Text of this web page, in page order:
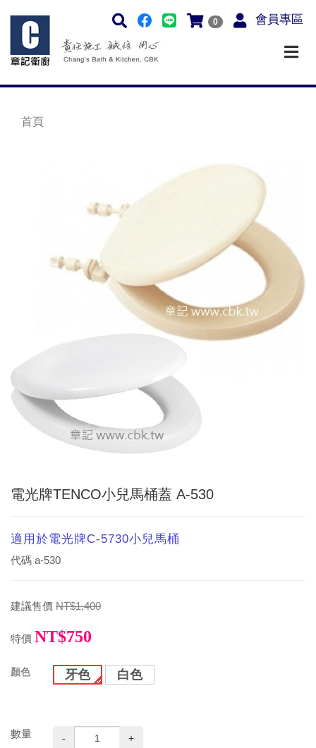
0 會員專區
首頁
電光牌TENCO小兒馬桶蓋 A-530
適用於電光牌C-5730小兒馬桶
代碼 a-530
建議售價 NT$1,400
特價 NT$750
顏色 牙色 白色
數量 - +